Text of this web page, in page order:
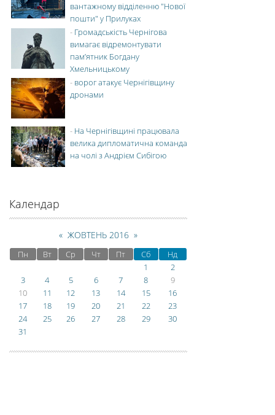
вантажному відділенню "Нової
пошти" у Прилуках
- Громадськість Чернігова
вимагає відремонтувати
пам’ятник Богдану
Хмельницькому
- ворог атакує Чернігівщину
дронами
- На Чернігівщині працювала
велика дипломатична команда
на чолі з Андрієм Сибігою
Календар
« ЖОВТЕНЬ 2016 »
Пн Вт Ср Чт Пт Сб
Нд
1
2
3
4 5 6 7 8
9
10
11 12 13 14 15
16
17
18 19 20 21 22
23
24
25 26 27 28 29
30
31